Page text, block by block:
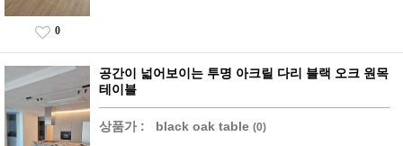
0
공간이 넓어보이는 투명 아크릴 다리 블랙 오크 원목
테이블
상품가 : black oak table (0)